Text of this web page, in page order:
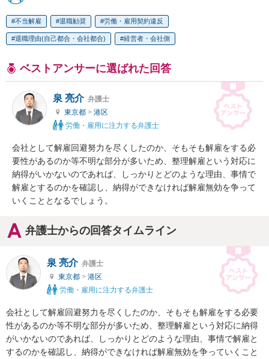
不当解雇 退職勧奨 労働・雇用契約違反
退職理由(自己都合・会社都合) 経営者・会社側
ベストアンサーに選ばれた回答
泉 亮介 弁護士
東京都 > 港区
労働・雇用に注力する弁護士
会社として解雇回避努力を尽くしたのか、そもそも解雇をする必
要性があるのか等不明な部分が多いため、整理解雇という対応に
納得がいかないのであれば、しっかりとどのような理由、事情で
解雇とするのかを確認し、納得ができなければ解雇無効を争って
いくこととなるでしょう。
弁護士からの回答タイムライン
泉 亮介 弁護士
東京都 > 港区
労働・雇用に注力する弁護士
会社として解雇回避努力を尽くしたのか、そもそも解雇をする必要
性があるのか等不明な部分が多いため、整理解雇という対応に納得
がいかないのであれば、しっかりとどのような理由、事情で解雇と
するのかを確認し、納得ができなければ解雇無効を争っていくこと